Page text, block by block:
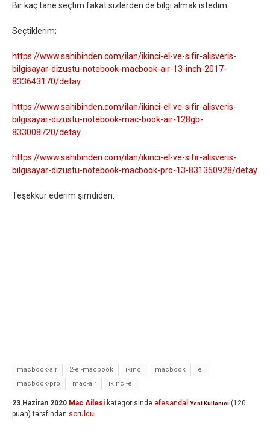
Bir kaç tane seçtim fakat sizlerden de bilgi almak istedim.
Seçtiklerim;
https://www.sahibinden.com/ilan/ikinci-el-ve-sifir-alisveris-
bilgisayar-dizustu-notebook-macbook-air-13-inch-2017-
833643170/detay
https://www.sahibinden.com/ilan/ikinci-el-ve-sifir-alisveris-
bilgisayar-dizustu-notebook-mac-book-air-128gb-
833008720/detay
https://www.sahibinden.com/ilan/ikinci-el-ve-sifir-alisveris-
bilgisayar-dizustu-notebook-macbook-pro-13-831350928/detay
Teşekkür ederim şimdiden.
macbook-air 2-el-macbook ikinci macbook
el
macbook-pro
mac-air ikinci-el
23 Haziran 2020 Mac Ailesi kategorisinde efesandal Yeni Kullanıcı (120
puan) tarafından soruldu